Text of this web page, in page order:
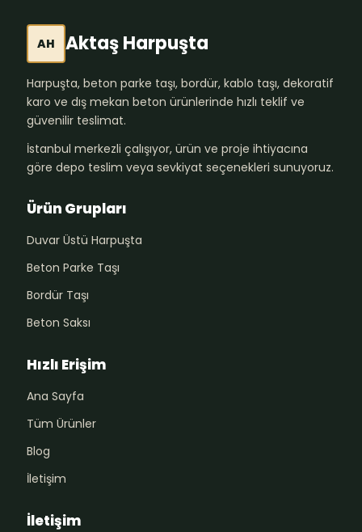
AH Aktaş Harpuşta
Harpuşta, beton parke taşı, bordür, kablo taşı, dekoratif
karo ve dış mekan beton ürünlerinde hızlı teklif ve
güvenilir teslimat.
İstanbul merkezli çalışıyor, ürün ve proje ihtiyacına
göre depo teslim veya sevkiyat seçenekleri sunuyoruz.
Ürün Grupları
Duvar Üstü Harpuşta
Beton Parke Taşı
Bordür Taşı
Beton Saksı
Hızlı Erişim
Ana Sayfa
Tüm Ürünler
Blog
İletişim
İletişim